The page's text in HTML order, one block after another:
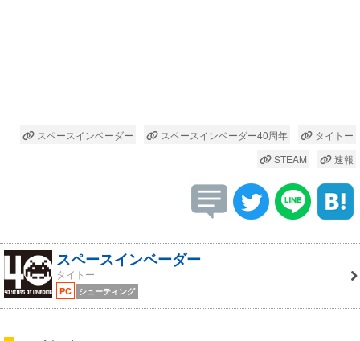
スペースインベーダー スペースインベーダー40周年
タイトー
STEAM
速報
スペースインベーダー
タイトー
PC シューティング